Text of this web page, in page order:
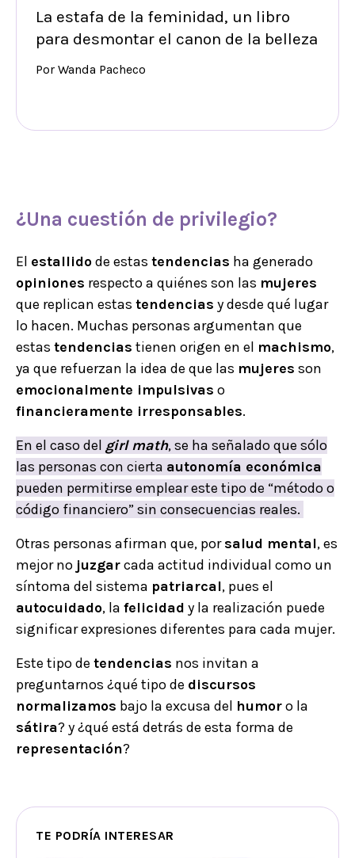
La estafa de la feminidad, un libro
para desmontar el canon de la belleza
Por Wanda Pacheco
¿Una cuestión de privilegio?
El estallidode estas tendencias ha generado
opiniones respecto a quiénes son las mujeres
que replican estas tendencias y desde qué lugar
lo hacen. Muchas personas argumentan que
estas tendencias tienen origen en el machismo,
ya que refuerzan la idea de que las mujeres son
emocionalmente impulsivas o
financieramente irresponsables.
En el caso del girl math, se ha señalado que sólo
las personas con cierta autonomía económica
pueden permitirse emplear este tipo de “método o
código financiero” sin consecuencias reales.
Otras personas afirman que, porsalud mental, es
mejor no juzgarcada actitud individual como un
síntoma del sistema patriarcal, pues el
autocuidado, la felicidad y la realización puede
significar expresiones diferentes para cada mujer.
Este tipo de tendencias nos invitan a
preguntarnos ¿qué tipo de discursos
normalizamos bajo la excusa del humoro la
sátira? y ¿qué está detrás de esta forma de
representación?
TE PODRÍA INTERESAR